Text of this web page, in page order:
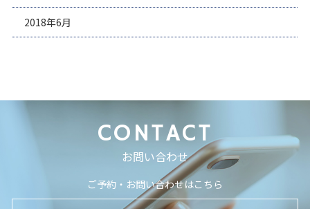
2018年6月
CONTACT
お問い合わせ
ご予約・お問い合わせはこちら